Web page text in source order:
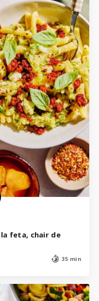
feta, chair de
35 min